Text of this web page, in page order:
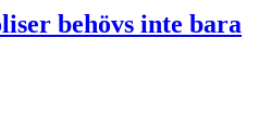
behövs inte bara